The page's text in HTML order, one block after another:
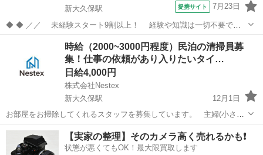
新大久保駅
提携サイト 7月23日
◆ ◆ ／／ 未経験スタート9割以上！ 経験や知識は一切不要で始
めやすい♪ シフトの強制もないですし 自分のペースで働くことも
できるので 続けやすい♪働きやすい♪ ＼＼ 『シフトが削られた…』
『思うように稼...
新宿区 新大久保駅 警備員
時給（2000~3000円程度）民泊の清掃員募
集！仕事の依頼があり入りたいタイ…
日給4,000円
株式会社Nestex
新大久保駅
12月1日
お部屋をお掃除してくれるスタッフを募集しています。 主婦(小さな
お子様がいる方）・主夫・副業歓迎です！ ※基本の清掃時間は11:00
～15:00となります。 こちらが清掃行けるか確認し、シフト入れるタ
イミング...
東京 新宿区 新大久保駅 時給
【実家の整理】そのカメラ高く売れるかも❗️
状態が悪くてもOK！最大限買取します